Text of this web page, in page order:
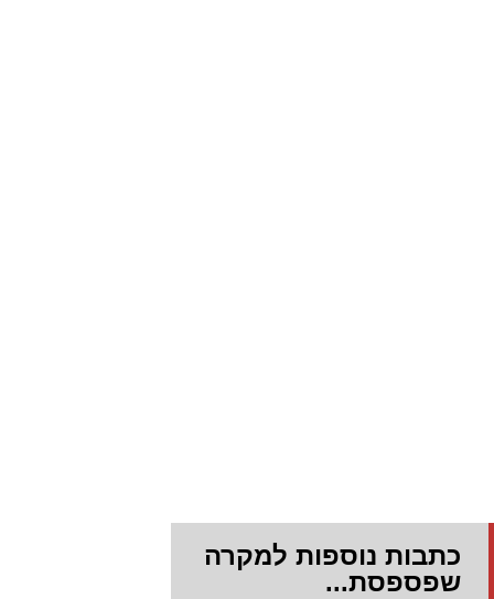
כתבות נוספות למקרה
שפספסת...